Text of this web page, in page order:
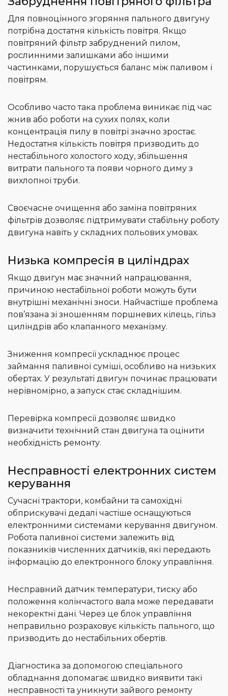
Для повноцінного згоряння пального двигуну
потрібна достатня кількість повітря. Якщо
повітряний фільтр забруднений пилом,
рослинними залишками або іншими
частинками, порушується баланс між паливом і
повітрям.
Особливо часто така проблема виникає під час
жнив або роботи на сухих полях, коли
концентрація пилу в повітрі значно зростає.
Недостатня кількість повітря призводить до
нестабільного холостого ходу, збільшення
витрати пального та появи чорного диму з
вихлопної труби.
Своєчасне очищення або заміна повітряних
фільтрів дозволяє підтримувати стабільну роботу
двигуна навіть у складних польових умовах.
Низька компресія в циліндрах
Якщо двигун має значний напрацювання,
причиною нестабільної роботи можуть бути
внутрішні механічні зноси. Найчастіше проблема
пов’язана зі зношенням поршневих кілець, гільз
циліндрів або клапанного механізму.
Зниження компресії ускладнює процес
займання паливної суміші, особливо на низьких
обертах. У результаті двигун починає працювати
нерівномірно, а запуск стає складнішим.
Перевірка компресії дозволяє швидко
визначити технічний стан двигуна та оцінити
необхідність ремонту.
Несправності електронних систем
керування
Сучасні трактори, комбайни та самохідні
обприскувачі дедалі частіше оснащуються
електронними системами керування двигуном.
Робота паливної системи залежить від
показників численних датчиків, які передають
інформацію до електронного блоку управління.
Несправний датчик температури, тиску або
положення колінчастого вала може передавати
некоректні дані. Через це блок управління
неправильно розраховує кількість пального, що
призводить до нестабільних обертів.
Діагностика за допомогою спеціального
обладнання допомагає швидко виявити такі
несправності та уникнути зайвого ремонту